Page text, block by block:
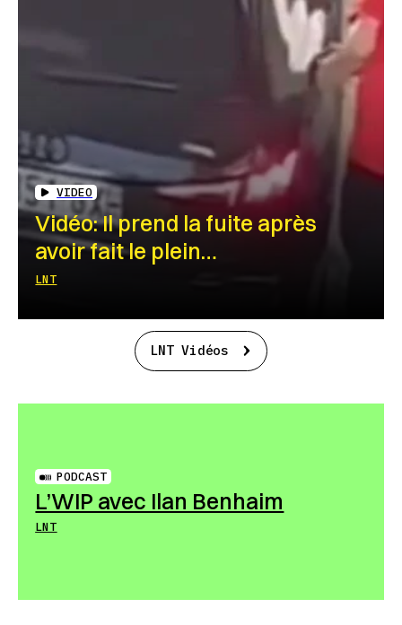
VIDEO
Vidéo: Il prend la fuite après
avoir fait le plein…
LNT
LNT Vidéos
PODCAST
L’WIP avec Ilan Benhaim
LNT